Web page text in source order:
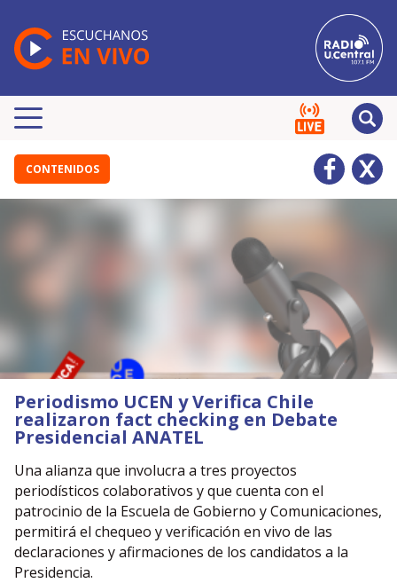
CONTENIDOS
Periodismo UCEN y Verifica Chile
realizaron fact checking en Debate
Presidencial ANATEL
Una alianza que involucra a tres proyectos
periodísticos colaborativos y que cuenta con el
patrocinio de la Escuela de Gobierno y Comunicaciones,
permitirá el chequeo y verificación en vivo de las
declaraciones y afirmaciones de los candidatos a la
Presidencia.